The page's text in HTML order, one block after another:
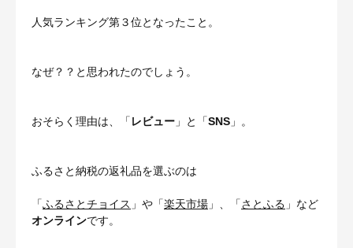
人気ランキング第３位となったこと。
なぜ？？と思われたのでしょう。
おそらく理由は、「レビュー 」と「SNS 」。
ふるさと納税の返礼品を選ぶのは
「ふるさとチョイス 」や「楽天市場 」、「さとふる 」など
オンラインです。